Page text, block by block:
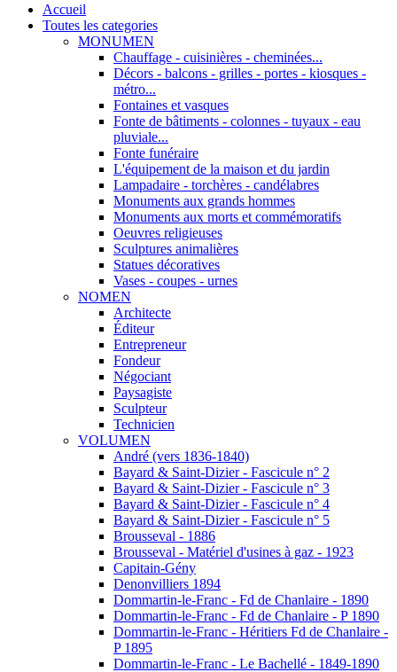
Accueil
Toutes les categories
MONUMEN
Chauffage - cuisinières - cheminées...
Décors - balcons - grilles - portes - kiosques -
métro...
Fontaines et vasques
Fonte de bâtiments - colonnes - tuyaux - eau
pluviale...
Fonte funéraire
L'équipement de la maison et du jardin
Lampadaire - torchères - candélabres
Monuments aux grands hommes
Monuments aux morts et commémoratifs
Oeuvres religieuses
Sculptures animalières
Statues décoratives
Vases - coupes - urnes
NOMEN
Architecte
Éditeur
Entrepreneur
Fondeur
Négociant
Paysagiste
Sculpteur
Technicien
VOLUMEN
André (vers 1836-1840)
Bayard & Saint-Dizier - Fascicule n° 2
Bayard & Saint-Dizier - Fascicule n° 3
Bayard & Saint-Dizier - Fascicule n° 4
Bayard & Saint-Dizier - Fascicule n° 5
Brousseval - 1886
Brousseval - Matériel d'usines à gaz - 1923
Capitain-Gény
Denonvilliers 1894
Dommartin-le-Franc - Fd de Chanlaire - 1890
Dommartin-le-Franc - Fd de Chanlaire - P 1890
Dommartin-le-Franc - Héritiers Fd de Chanlaire -
P 1895
Dommartin-le-Franc - Le Bachellé - 1849-1890